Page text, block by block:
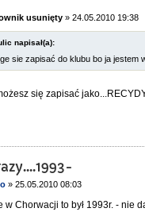
usunięty » 24.05.2010 19:38
napisał(a):
sie zapisać do klubu bo ja
się zapisać
» 25.05.2010 08:03
w Chorwacji to był 1993r. - nie